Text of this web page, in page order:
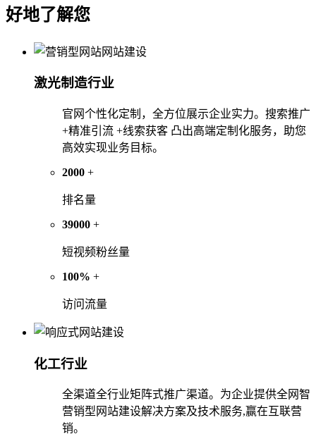
好地了解您
激光制造行业
官网个性化定制，全方位展示企业实力。搜索推广
+精准引流 +线索获客 凸出高端定制化服务，助您
高效实现业务目标。
2000 +
排名量
39000 +
短视频粉丝量
100% +
访问流量
化工行业
全渠道全行业矩阵式推广渠道。为企业提供全网智
营销型网站建设解决方案及技术服务,赢在互联营
销。